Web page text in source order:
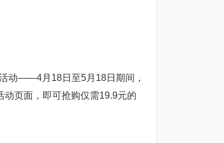
动——4月18日至5月18日期间，
动页面，即可抢购仅需19.9元的